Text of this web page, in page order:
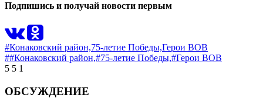
Подпишись и получай новости первым
#Конаковский район,75-летие Победы,Герои ВОВ
##Конаковский район,#75-летие Победы,#Герои ВОВ
5 5 1
ОБСУЖДЕНИЕ